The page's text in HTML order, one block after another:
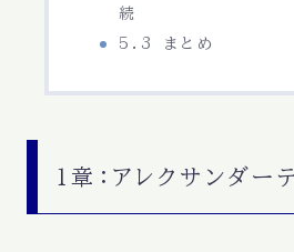
続
5.3 まとめ
1章：アレクサンダー